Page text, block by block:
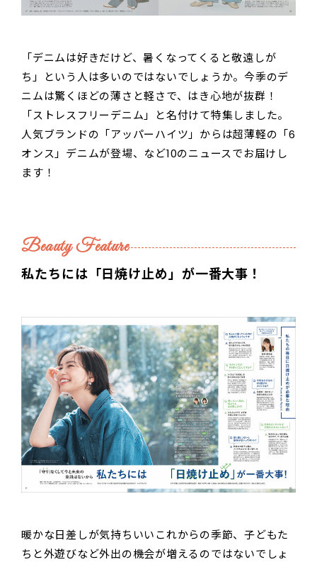
「デニムは好きだけど、暑くなってくると敬遠しが
ち」という人は多いのではないでしょうか。今季のデ
ニムは驚くほどの薄さと軽さで、はき心地が抜群！
「ストレスフリーデニム」と名付けて特集しました。
人気ブランドの「アッパーハイツ」からは超薄軽の「6
オンス」デニムが登場、など10のニュースでお届けし
ます！
Beauty Feature
私たちには「日焼け止め」が一番大事！
暖かな日差しが気持ちいいこれからの季節、子どもた
ちと外遊びなど外出の機会が増えるのではないでしょ